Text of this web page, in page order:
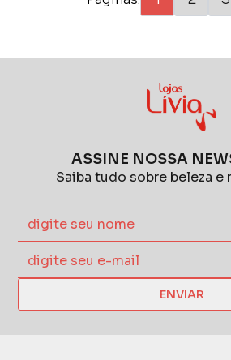
ASSINE NOSSA
Saiba tudo sobre beleza e
ENVIAR